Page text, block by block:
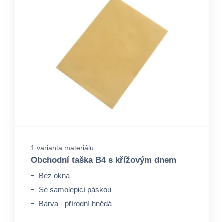
1 varianta materiálu
Obchodní taška B4 s křížovým dnem
Bez okna
Se samolepicí páskou
Barva - přírodní hnědá